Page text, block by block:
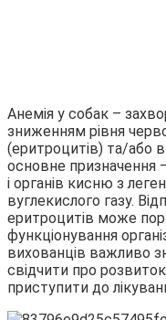
Анемія у собак –
зниженням рівня
(еритроцитів) та/або
основне призначення
і органів кисню з
вуглекислого газу.
еритроцитів може
функціонування
вихованців важливо
свідчити про розвиток
приступити до